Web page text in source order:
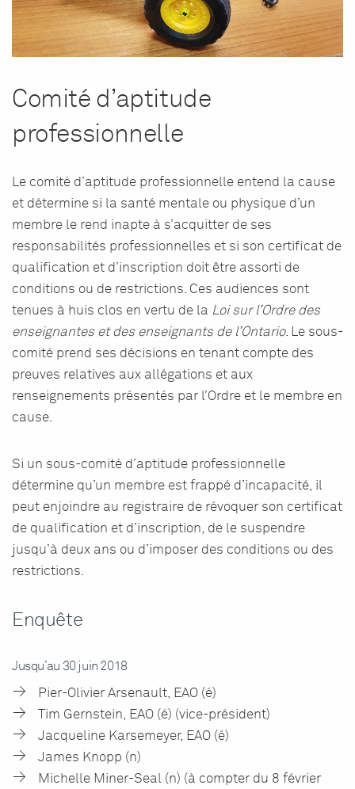
Comité d’aptitude
professionnelle
Le comité d’aptitude professionnelle entend la cause
et détermine si la santé mentale ou physique d’un
membre le rend inapte à s’acquitter de ses
responsabilités professionnelles et si son certificat de
qualification et d’inscription doit être assorti de
conditions ou de restrictions. Ces audiences sont
tenues à huis clos en vertu de la Loi sur l’Ordre des
enseignantes et des enseignants de l’Ontario. Le sous-
comité prend ses décisions en tenant compte des
preuves relatives aux allégations et aux
renseignements présentés par l’Ordre et le membre en
cause.
Si un sous-comité d’aptitude professionnelle
détermine qu’un membre est frappé d’incapacité, il
peut enjoindre au registraire de révoquer son certificat
de qualification et d’inscription, de le suspendre
jusqu’à deux ans ou d’imposer des conditions ou des
restrictions.
Enquête
Jusqu’au 30 juin 2018
Pier-Olivier Arsenault, EAO (é)
Tim Gernstein, EAO (é) (vice-président)
Jacqueline Karsemeyer, EAO (é)
James Knopp (n)
Michelle Miner-Seal (n) (à compter du 8 février